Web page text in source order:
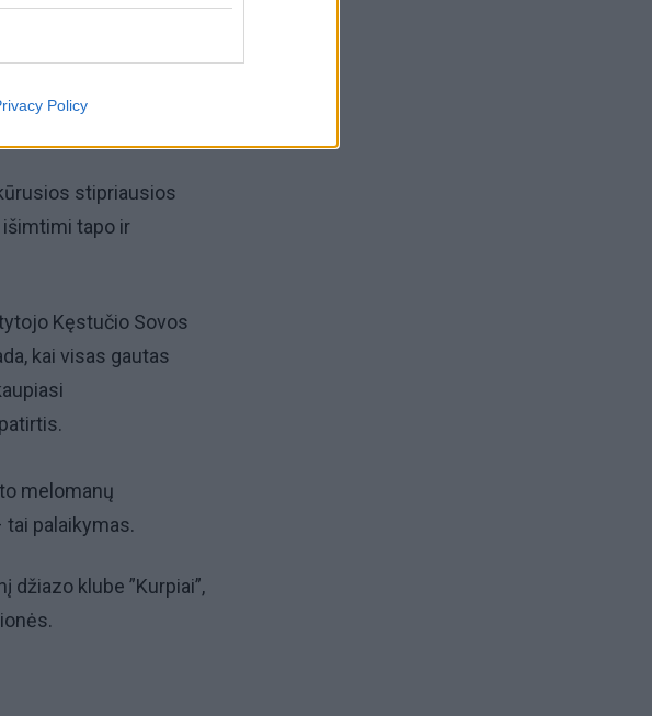
Policy
Vandeniams –
stipriausios
tapo ir
Kęstučio Sovos
kai visas gautas
melomanų
palaikymas.
klube ”Kurpiai”,